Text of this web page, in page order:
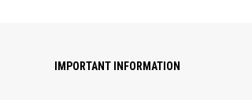
IMPORTANT INFORMATION